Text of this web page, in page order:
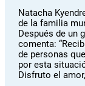
Natacha
de la familia
Después de un
comenta:
de personas
por esta
Disfruto el